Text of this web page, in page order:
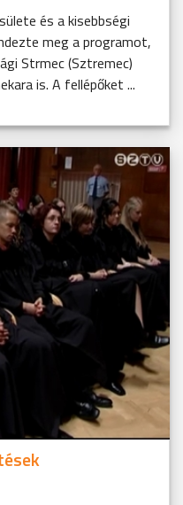
és a kisebbségi
meg a programot,
Strmec (Sztremec)
is. A fellépőket ...